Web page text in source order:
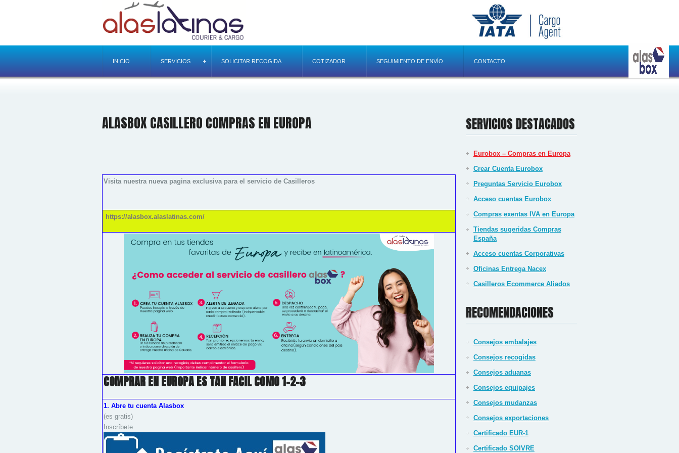
INICIO SERVICIOS SOLICITAR RECOGIDA COTIZADOR SEGUIMIENTO DE ENVÍO CONTACTO
ALASBOX CASILLERO COMPRAS EN EUROPA
Visita nuestra nueva pagina exclusiva para el servicio de Casilleros
https://alasbox.alaslatinas.com/
COMPRAR EN EUROPA ES TAN FACIL COMO 1-2-3
1. Abre tu cuenta Alasbox
(es gratis)
Inscríbete
SERVICIOS DESTACADOS
Eurobox – Compras en Europa
Crear Cuenta Eurobox
Preguntas Servicio Eurobox
Acceso cuentas Eurobox
Compras exentas IVA en Europa
Tiendas sugeridas Compras
España
Acceso cuentas Corporativas
Oficinas Entrega Nacex
Casilleros Ecommerce Aliados
RECOMENDACIONES
Consejos embalajes
Consejos recogidas
Consejos aduanas
Consejos equipajes
Consejos mudanzas
Consejos exportaciones
Certificado EUR-1
Certificado SOIVRE